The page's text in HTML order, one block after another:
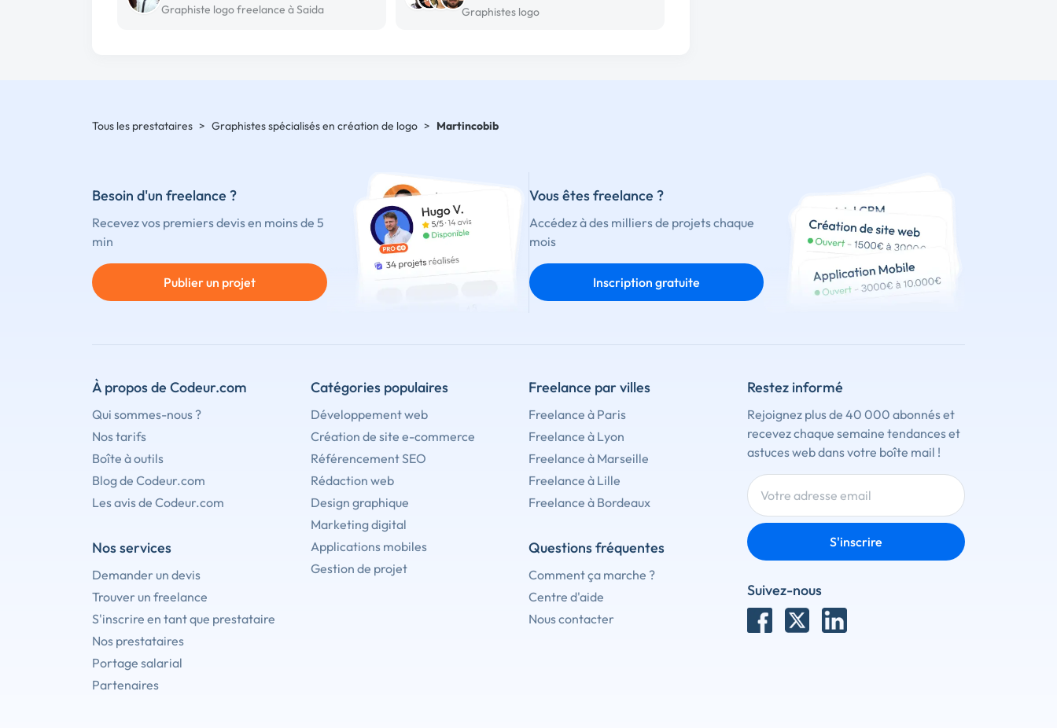
Graphiste logo freelance à Saida Graphistes logo
Tous les prestataires > Graphistes spécialisés en création de logo > Martincobib
Besoin d'un freelance ?
Recevez vos premiers devis en moins de 5
min
Publier un projet
Vous êtes freelance ?
Accédez à des milliers de projets chaque
mois
Inscription gratuite
À propos de Codeur.com
Qui sommes-nous ?
Nos tarifs
Boîte à outils
Blog de Codeur.com
Les avis de Codeur.com
Nos services
Demander un devis
Trouver un freelance
S'inscrire en tant que prestataire
Nos prestataires
Portage salarial
Partenaires
Catégories populaires
Développement web
Création de site e-commerce
Référencement SEO
Rédaction web
Design graphique
Marketing digital
Applications mobiles
Gestion de projet
Freelance par villes
Freelance à Paris
Freelance à Lyon
Freelance à Marseille
Freelance à Lille
Freelance à Bordeaux
Questions fréquentes
Comment ça marche ?
Centre d'aide
Nous contacter
Restez informé
Rejoignez plus de 40 000 abonnés et
recevez chaque semaine tendances et
astuces web dans votre boîte mail !
S'inscrire
Suivez-nous